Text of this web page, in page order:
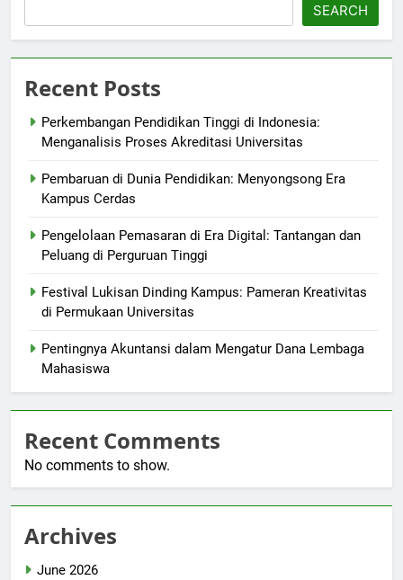
SEARCH
Recent Posts
Perkembangan Pendidikan Tinggi di Indonesia:
Menganalisis Proses Akreditasi Universitas
Pembaruan di Dunia Pendidikan: Menyongsong Era
Kampus Cerdas
Pengelolaan Pemasaran di Era Digital: Tantangan dan
Peluang di Perguruan Tinggi
Festival Lukisan Dinding Kampus: Pameran Kreativitas
di Permukaan Universitas
Pentingnya Akuntansi dalam Mengatur Dana Lembaga
Mahasiswa
Recent Comments
No comments to show.
Archives
June 2026